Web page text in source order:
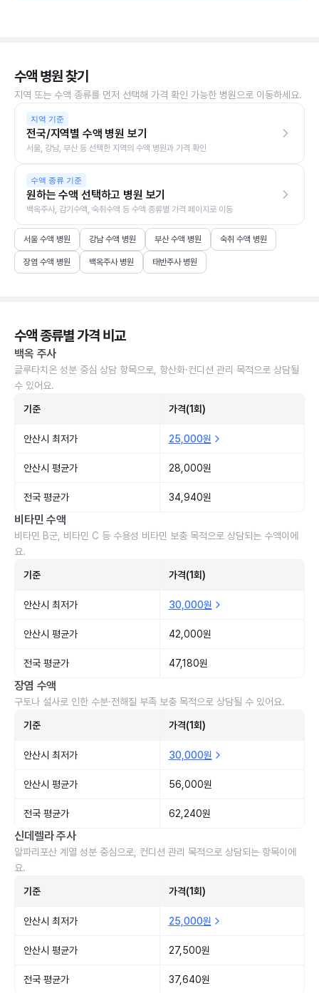
수액 병원 찾기
지역 또는 수액 종류를 먼저 선택해 가격 확인 가능한 병원으로 이동하세요.
지역 기준
전국/지역별 수액 병원 보기
서울, 강남, 부산 등 선택한 지역의 수액 병원과 가격 확인
수액 종류 기준
원하는 수액 선택하고 병원 보기
백옥주사, 감기수액, 숙취수액 등 수액 종류별 가격 페이지로 이동
서울 수액 병원 강남 수액 병원 부산 수액 병원 숙취 수액 병원
장염 수액 병원 백옥주사 병원 태반주사 병원
수액 종류별 가격 비교
백옥 주사
글루타치온 성분 중심 상담 항목으로, 항산화·컨디션 관리 목적으로 상담될
수 있어요.
기준 가격(1회)
안산시 최저가 25,000원
안산시 평균가 28,000원
전국 평균가 34,940원
비타민 수액
비타민 B군, 비타민 C 등 수용성 비타민 보충 목적으로 상담되는 수액이에
요.
기준 가격(1회)
안산시 최저가 30,000원
안산시 평균가 42,000원
전국 평균가 47,180원
장염 수액
구토나 설사로 인한 수분·전해질 부족 보충 목적으로 상담될 수 있어요.
기준 가격(1회)
안산시 최저가 30,000원
안산시 평균가 56,000원
전국 평균가 62,240원
신데렐라 주사
알파리포산 계열 성분 중심으로, 컨디션 관리 목적으로 상담되는 항목이에
요.
기준 가격(1회)
안산시 최저가 25,000원
안산시 평균가 27,500원
전국 평균가 37,640원